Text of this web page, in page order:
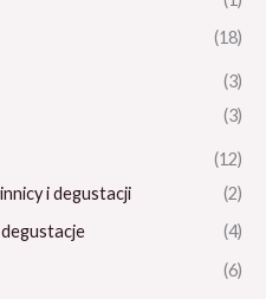
(18)
(3)
(3)
(12)
i degustacji
(2)
(4)
(6)